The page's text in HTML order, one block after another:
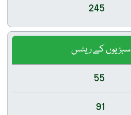
245
سبزیوں کے ریٹس
55
91